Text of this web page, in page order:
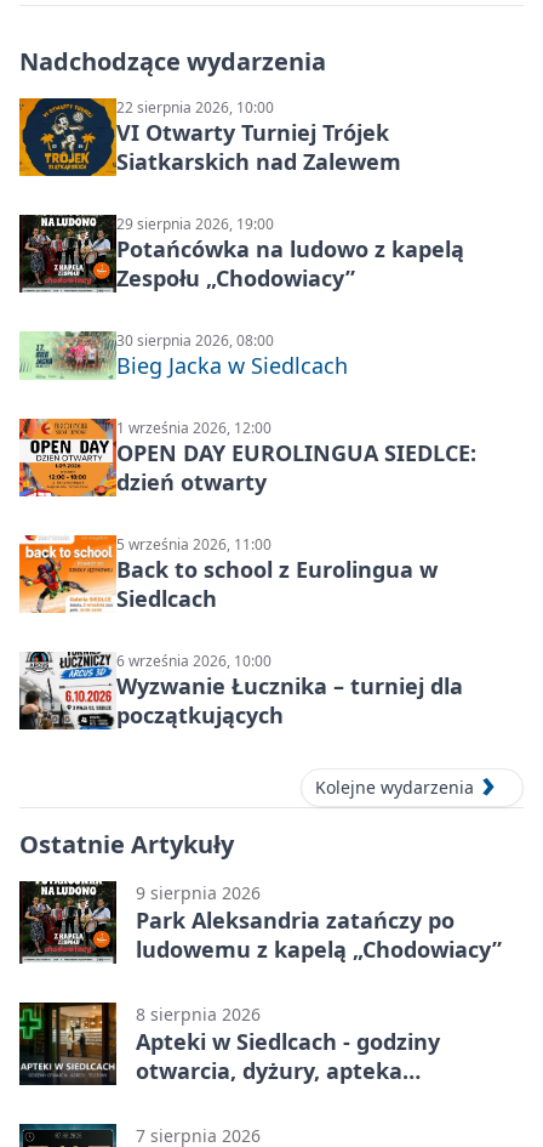
Nadchodzące wydarzenia
22 sierpnia 2026, 10:00
VI Otwarty Turniej Trójek
Siatkarskich nad Zalewem
29 sierpnia 2026, 19:00
Potańcówka na ludowo z kapelą
Zespołu „Chodowiacy”
30 sierpnia 2026, 08:00
Bieg Jacka w Siedlcach
1 września 2026, 12:00
OPEN DAY EUROLINGUA SIEDLCE:
dzień otwarty
5 września 2026, 11:00
Back to school z Eurolingua w
Siedlcach
6 września 2026, 10:00
Wyzwanie Łucznika – turniej dla
początkujących
Kolejne wydarzenia
Ostatnie Artykuły
9 sierpnia 2026
Park Aleksandria zatańczy po
ludowemu z kapelą „Chodowiacy”
8 sierpnia 2026
Apteki w Siedlcach - godziny
otwarcia, dyżury, apteka
7 sierpnia 2026